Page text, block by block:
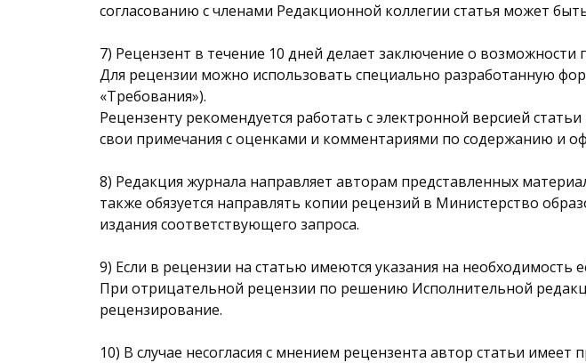
согласованию с членами Редакционной коллегии статья может
7) Рецензент в течение 10 дней делает заключение о возможности
Для рецензии можно использовать специально разработанную
«Требования»).
Рецензенту рекомендуется работать с электронной версией
свои примечания с оценками и комментариями по содержанию и
8) Редакция журнала направляет авторам представленных
также обязуется направлять копии рецензий в Министерство
издания соответствующего запроса.
9) Если в рецензии на статью имеются указания на необходимость
При отрицательной рецензии по решению Исполнительной
рецензирование.
10) В случае несогласия с мнением рецензента автор статьи